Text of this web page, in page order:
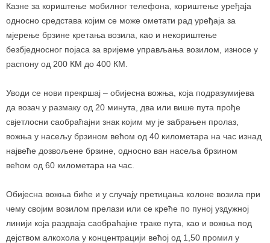
Казне за кориштење мобилног телефона, кориштење уређаја
односно средстава којим се може ометати рад уређаја за
мјерење брзине кретања возила, као и некориштење
безбједносног појаса за вријеме управљања возилом, износе у
распону од 200 КМ до 400 КМ.
Уводи се нови прекршај – обијесна вожња, која подразумијева
да возач у размаку од 20 минута, два или више пута прође
свјетлосни саобраћајни знак којим му је забрањен пролаз,
вожња у насељу брзином већом од 40 километара на час изнад
највеће дозвољене брзине, односно ван насеља брзином
већом од 60 километара на час.
Обијесна вожња биће и у случају претицања колоне возила при
чему својим возилом прелази или се креће по пуној уздужној
линији која раздваја саобраћајне траке пута, као и вожња под
дејством алкохола у концентрацији већој од 1,50 промил у